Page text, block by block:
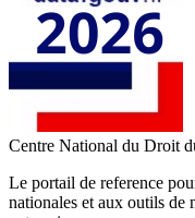
Centre National du Droit
Le portail de reference
nationales et aux outils de